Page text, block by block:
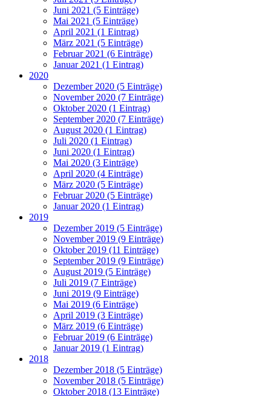
Juni 2021 (5 Einträge)
Mai 2021 (5 Einträge)
April 2021 (1 Eintrag)
März 2021 (5 Einträge)
Februar 2021 (6 Einträge)
Januar 2021 (1 Eintrag)
2020
Dezember 2020 (5 Einträge)
November 2020 (7 Einträge)
Oktober 2020 (1 Eintrag)
September 2020 (7 Einträge)
August 2020 (1 Eintrag)
Juli 2020 (1 Eintrag)
Juni 2020 (1 Eintrag)
Mai 2020 (3 Einträge)
April 2020 (4 Einträge)
März 2020 (5 Einträge)
Februar 2020 (5 Einträge)
Januar 2020 (1 Eintrag)
2019
Dezember 2019 (5 Einträge)
November 2019 (9 Einträge)
Oktober 2019 (11 Einträge)
September 2019 (9 Einträge)
August 2019 (5 Einträge)
Juli 2019 (7 Einträge)
Juni 2019 (9 Einträge)
Mai 2019 (6 Einträge)
April 2019 (3 Einträge)
März 2019 (6 Einträge)
Februar 2019 (6 Einträge)
Januar 2019 (1 Eintrag)
2018
Dezember 2018 (5 Einträge)
November 2018 (5 Einträge)
Oktober 2018 (13 Einträge)